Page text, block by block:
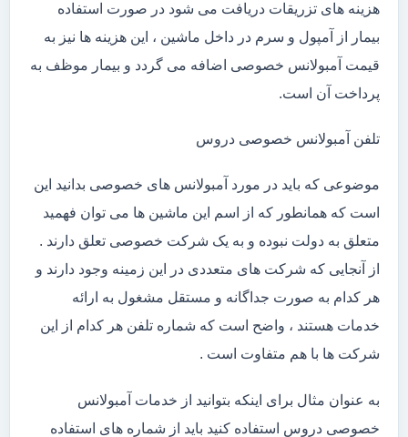
هزینه های تزریقات دریافت می شود در صورت استفاده
بیمار از آمپول و سرم در داخل ماشین ، این هزینه ها نیز به
قیمت آمبولانس خصوصی اضافه می گردد و بیمار موظف به
پرداخت آن است.
تلفن آمبولانس خصوصی دروس
موضوعی که باید در مورد آمبولانس های خصوصی بدانید این
است که همانطور که از اسم این ماشین ها می توان فهمید
متعلق به دولت نبوده و به یک شرکت خصوصی تعلق دارند .
از آنجایی که شرکت های متعددی در این زمینه وجود دارند و
هر کدام به صورت جداگانه و مستقل مشغول به ارائه
خدمات هستند ، واضح است که شماره تلفن هر کدام از این
شرکت ها با هم متفاوت است .
به عنوان مثال برای اینکه بتوانید از خدمات آمبولانس
خصوصی دروس استفاده کنید باید از شماره های استفاده